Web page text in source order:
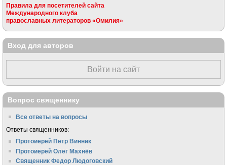
Правила для посетителей сайта
Международного клуба
православных литераторов «Омилия»
Вход для авторов
Войти на сайт
Вопрос священнику
Все ответы на вопросы
Ответы священников:
Протоиерей Пётр Винник
Протоиерей Олег Махнёв
Священник Федор Людоговский